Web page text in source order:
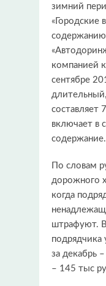
зимний
«Городские
компанией
сентябре
составляет
включает в
содержание.
По словам
дорожного
когда
штрафуют.
за декабрь
– 145 тыс